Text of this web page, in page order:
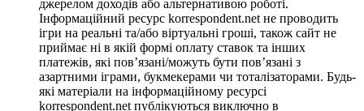
джерелом доходів або альтернативою роботі.
Інформаційний ресурс korrespondent.net не проводить
ігри на реальні та/або віртуальні гроші, також сайт не
приймає ні в якій формі оплату ставок та інших
платежів, які пов’язані/можуть бути пов’язані з
азартними іграми, букмекерами чи тоталізаторами. Будь-
які матеріали на інформаційному ресурсі
korrespondent.net публікуються виключно в